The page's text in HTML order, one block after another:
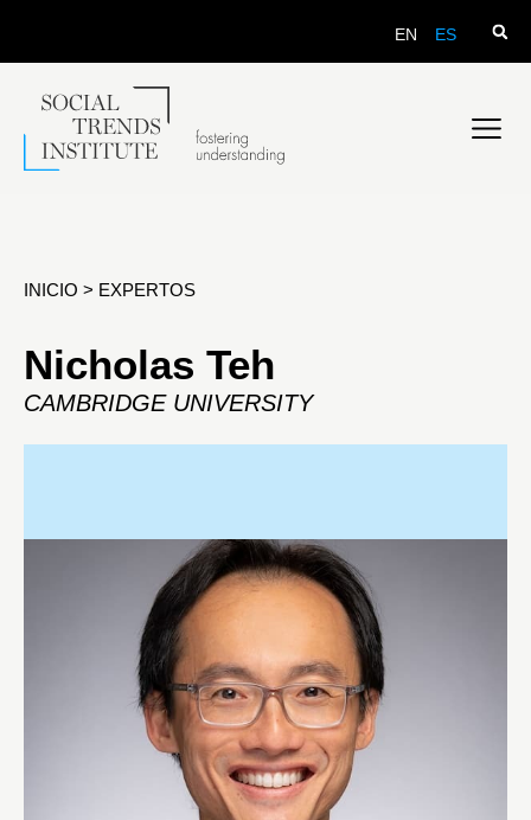
EN ES
INICIO > EXPERTOS
Nicholas Teh
CAMBRIDGE UNIVERSITY